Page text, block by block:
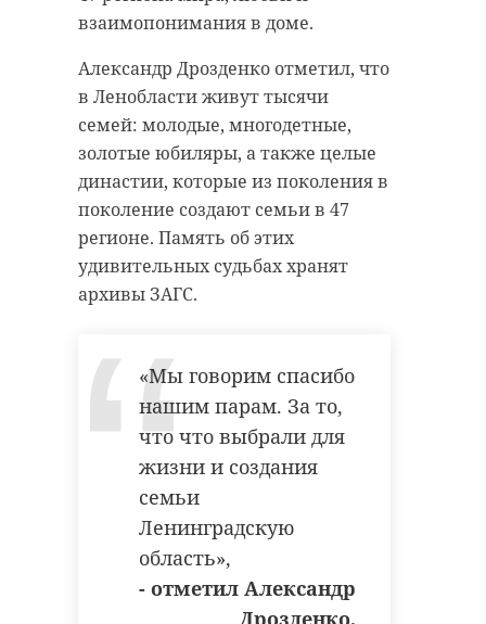
взаимопонимания в доме.
Александр Дрозденко отметил, что
в Ленобласти живут тысячи
семей: молодые, многодетные,
золотые юбиляры, а также целые
династии, которые из поколения в
поколение создают семьи в 47
регионе. Память об этих
удивительных судьбах хранят
архивы ЗАГС.
«Мы говорим спасибо
нашим парам. За то,
что что выбрали для
жизни и создания
семьи
Ленинградскую
область»,
- отметил Александр
Дрозденко,